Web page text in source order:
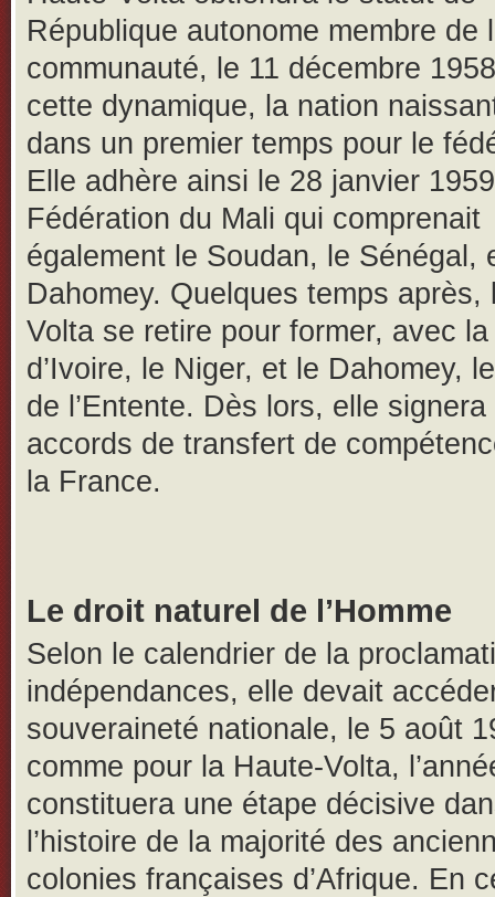
République autonome membre de
communauté, le 11 décembre
cette dynamique, la nation
dans un premier temps pour le
Elle adhère ainsi le 28 janvier
Fédération du Mali qui comprenait
également le Soudan, le Sénégal,
Dahomey. Quelques temps après,
Volta se retire pour former, avec
d’Ivoire, le Niger, et le Dahomey,
de l’Entente. Dès lors, elle signera
accords de transfert de
la France.
Le droit naturel de l’Homme
Selon le calendrier de la
indépendances, elle devait
souveraineté nationale, le 5 août
comme pour la Haute-Volta,
constituera une étape décisive
l’histoire de la majorité des
colonies françaises d’Afrique. En